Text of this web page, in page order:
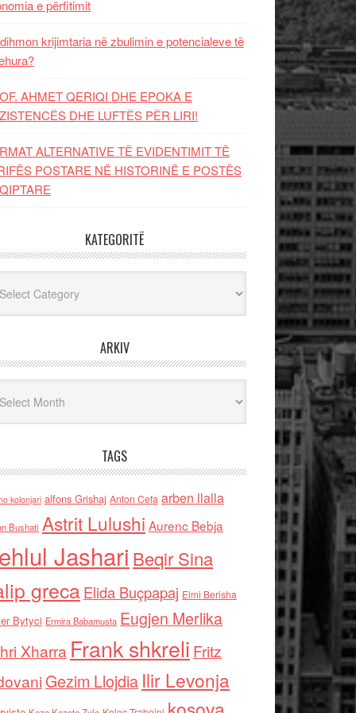
e përfitimit
krijimtaria në zbulimin e potencialeve të
AHMET QERIQI DHE EPOKA E
DHE LUFTЁS PЁR LIRI!
ALTERNATIVE TË EVIDENTIMIT TË
POSTARE NË HISTORINË E POSTËS
KATEGORITË
ARKIV
TAGS
kolonjari alfons Grishaj Anton Cefa arben llalla
Bushati Astrit Lulushi Aurenc Bebja
Jashari Beqir Sina
grecaElida Buçpapaj Elmi Berisha
Bytyci Ermira Babamusta Eugjen Merlika
Xharra Frank shkreli Fritz
Gezim Llojdia Ilir Levonja